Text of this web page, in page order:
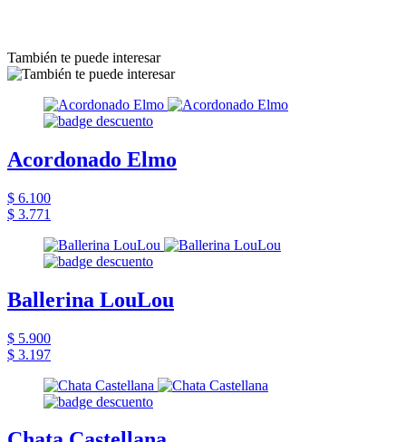
También te puede interesar
Acordonado Elmo
$ 6.100
$ 3.771
Ballerina LouLou
$ 5.900
$ 3.197